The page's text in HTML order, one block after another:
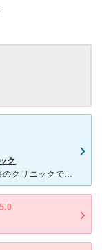
ク
大阪市旭区に最初に開業された精神科･心療内科のクリニックで先生は40代の男性の先生でおだやかな感じで自分の話をよく聞いてくれて病気や薬の説明も丁寧にしてくれるので2008年から､非定型うつ病で通院して
5.0